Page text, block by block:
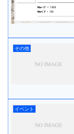
その他
イベント